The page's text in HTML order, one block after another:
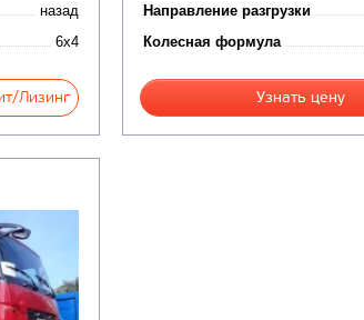
назад
6x4
Лизинг
Направление разгрузки
Колесная формула
Узнать цену